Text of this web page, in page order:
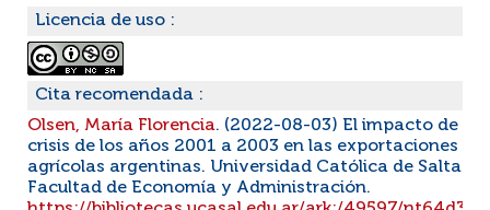
Licencia de uso :
Cita recomendada :
Olsen, María Florencia. (2022-08-03) El impacto de la
crisis de los años 2001 a 2003 en las exportaciones
agrícolas argentinas. Universidad Católica de Salta.
Facultad de Economía y Administración.